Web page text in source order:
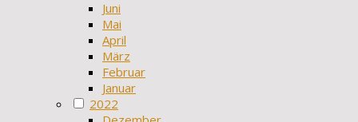
Juni
Mai
April
März
Februar
Januar
2022